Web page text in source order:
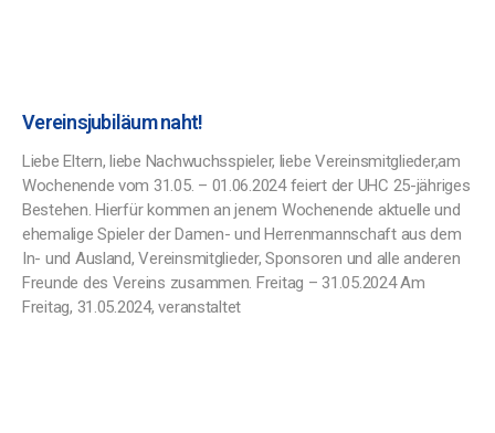
Vereinsjubiläum naht!
Liebe Eltern, liebe Nachwuchsspieler, liebe Vereinsmitglieder,am
Wochenende vom 31.05. – 01.06.2024 feiert der UHC 25-jähriges
Bestehen. Hierfür kommen an jenem Wochenende aktuelle und
ehemalige Spieler der Damen- und Herrenmannschaft aus dem
In- und Ausland, Vereinsmitglieder, Sponsoren und alle anderen
Freunde des Vereins zusammen. Freitag – 31.05.2024 Am
Freitag, 31.05.2024, veranstaltet